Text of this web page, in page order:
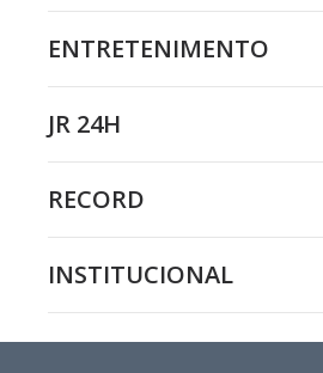
ENTRETENIMENTO
JR 24H
RECORD
INSTITUCIONAL